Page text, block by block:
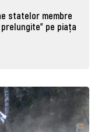
statelor membre
pe piața